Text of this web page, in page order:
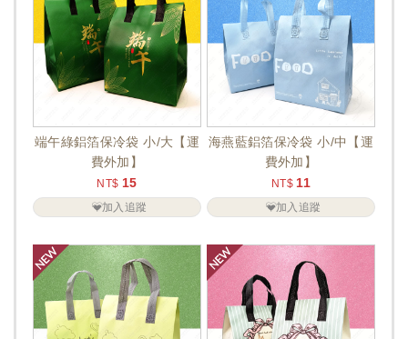
端午綠鋁箔保冷袋 小/大【運
費外加】
NT$ 15
加入追蹤
海燕藍鋁箔保冷袋 小/中【運
費外加】
NT$ 11
加入追蹤